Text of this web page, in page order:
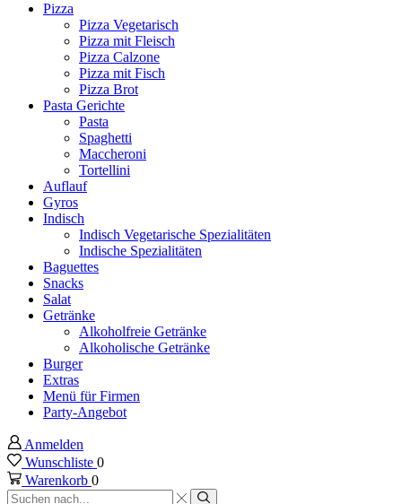
Pizza
Pizza Vegetarisch
Pizza mit Fleisch
Pizza Calzone
Pizza mit Fisch
Pizza Brot
Pasta Gerichte
Pasta
Spaghetti
Maccheroni
Tortellini
Auflauf
Gyros
Indisch
Indisch Vegetarische Spezialitäten
Indische Spezialitäten
Baguettes
Snacks
Salat
Getränke
Alkoholfreie Getränke
Alkoholische Getränke
Burger
Extras
Menü für Firmen
Party-Angebot
Anmelden
Wunschliste 0
Warenkorb 0
Sucheingabe